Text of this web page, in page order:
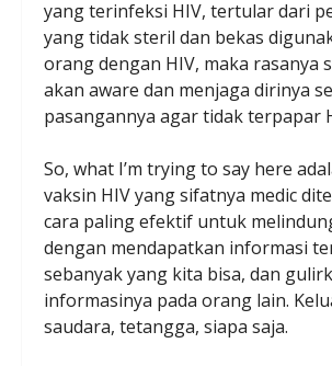
yang terinfeksi HIV, tertular dari
yang tidak steril dan bekas
orang dengan HIV, maka rasanya
akan aware dan menjaga dirinya
pasangannya agar tidak terpapar
So, what I’m trying to say here
vaksin HIV yang sifatnya medic
cara paling efektif untuk
dengan mendapatkan informasi
sebanyak yang kita bisa, dan
informasinya pada orang lain.
saudara, tetangga, siapa saja.